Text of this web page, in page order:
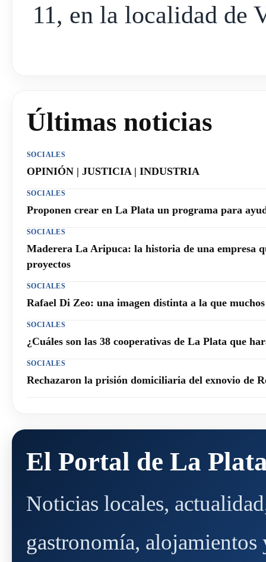
11, en la localidad de
Últimas noticias
SOCIALES
OPINIÓN | JUSTICIA | INDUSTRIA
SOCIALES
Proponen crear en La Plata un programa para
SOCIALES
Maderera La Aripuca: la historia de una empresa
proyectos
SOCIALES
Rafael Di Zeo: una imagen distinta a la que
SOCIALES
¿Cuáles son las 38 cooperativas de La Plata que
SOCIALES
Rechazaron la prisión domiciliaria del exnovio de
El Portal de La
Noticias locales,
gastronomía,